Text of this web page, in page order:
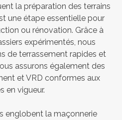
la préparation des terrains
une étape essentielle pour
ou rénovation. Grâce à
expérimentés, nous
de terrassement rapides et
assurons également des
et VRD conformes aux
en vigueur.
englobent la maçonnerie